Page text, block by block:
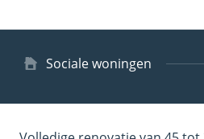
TypeSociale woningen